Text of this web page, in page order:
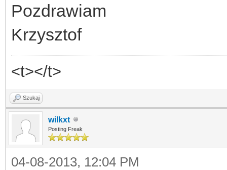
Pozdrawiam
Krzysztof
<t></t>
Szukaj
wilkxt
Posting Freak
04-08-2013, 12:04 PM